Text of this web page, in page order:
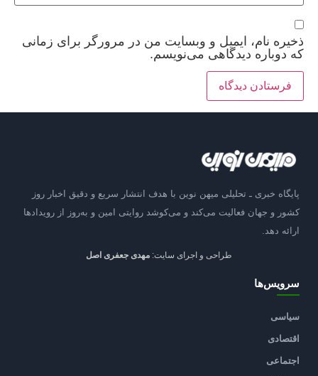
ذخیره نام، ایمیل و وبسایت من در مرورگر برای زمانی
که دوباره دیدگاهی می‌نویسم.
پایگاه خبری ـ تحلیلی میهن نوین با هدف انتشار سریع و دقیق اخبار روز
کشور و جهان فعالیت می‌کند و می‌کوشد روایتی امین و به‌روز از رویدادها
ارائه دهد.
طراحی و اجرای سایت: مهدی جعفری اصل
سرویس‌ها
سیاسی
اقتصادی
اجتماعی